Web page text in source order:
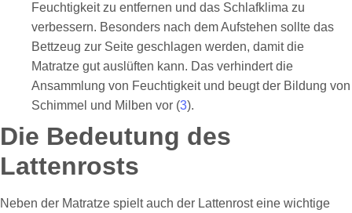
Feuchtigkeit zu entfernen und das Schlafklima zu
verbessern. Besonders nach dem Aufstehen sollte das
Bettzeug zur Seite geschlagen werden, damit die
Matratze gut auslüften kann. Das verhindert die
Ansammlung von Feuchtigkeit und beugt der Bildung von
Schimmel und Milben vor (3).
Die Bedeutung des
Lattenrosts
Neben der Matratze spielt auch der Lattenrost eine wichtige